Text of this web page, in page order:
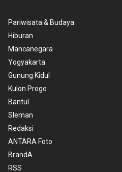
Pariwisata & Budaya
Hiburan
Mancanegara
Yogyakarta
Gunung Kidul
Kulon Progo
Bantul
Sleman
Redaksi
ANTARA Foto
BrandA
RSS